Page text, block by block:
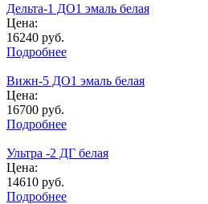
Дельта-1 ДО1 эмаль белая
Цена:
16240 руб.
Подробнее
Вижн-5 ДО1 эмаль белая
Цена:
16700 руб.
Подробнее
Ультра -2 ДГ белая
Цена:
14610 руб.
Подробнее